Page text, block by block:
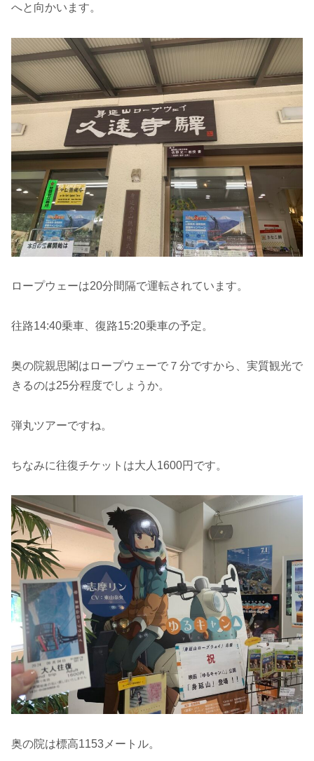
へと向かいます。
ロープウェーは20分間隔で運転されています。
往路14:40乗車、復路15:20乗車の予定。
奥の院親思閣はロープウェーで７分ですから、実質観光で
きるのは25分程度でしょうか。
弾丸ツアーですね。
ちなみに往復チケットは大人1600円です。
奥の院は標高1153メートル。